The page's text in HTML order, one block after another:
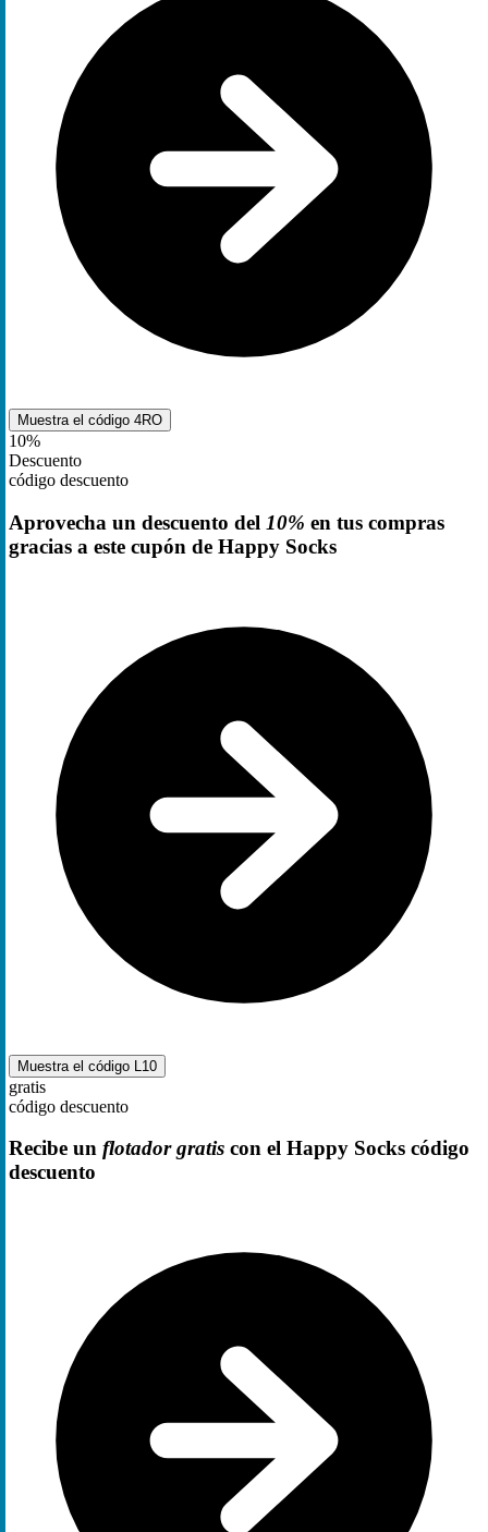
Muestra el código 4RO
10%
Descuento
código descuento
Aprovecha un descuento del 10% en tus compras
gracias a este cupón de Happy Socks
Muestra el código L10
gratis
código descuento
Recibe un flotador gratis con el Happy Socks código
descuento